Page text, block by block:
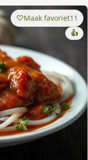
Maak favoriet11
👍